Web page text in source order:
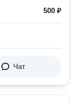
500 ₽
Чат